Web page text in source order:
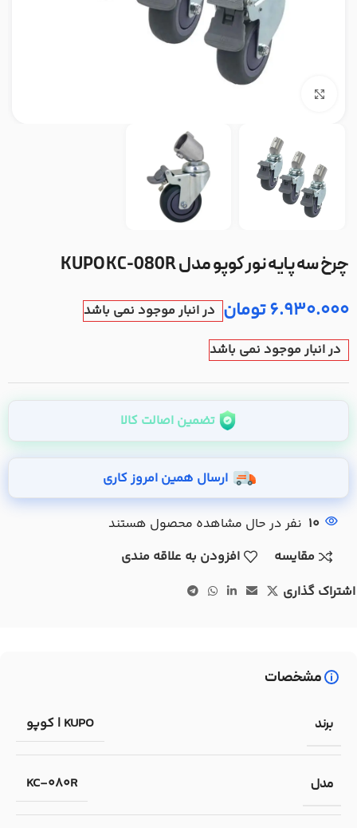
چرخ سه پایه نور کوپو مدل KUPO KC-080R
6.930.000تومان در انبار موجود نمی باشد
در انبار موجود نمی باشد
تضمین اصالت کالا
ارسال همین امروز کاری
10 نفر در حال مشاهده محصول هستند
مقایسه
افزودن به علاقه مندی
اشتراک گذاری
مشخصات
برند KUPO | کوپو
مدل KC-080R